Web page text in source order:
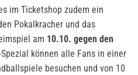
im Ticketshop zudem ein
Pokalkracher und das
am 10.10. gegen den
können alle Fans in einer
besuchen und von 10